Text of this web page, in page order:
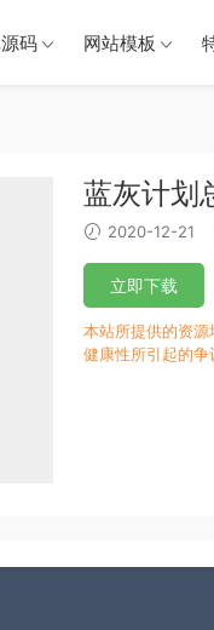
码 网站模板
蓝灰计划
2020-12-21
立即下载
本站所提供的资
健康性所引起的争